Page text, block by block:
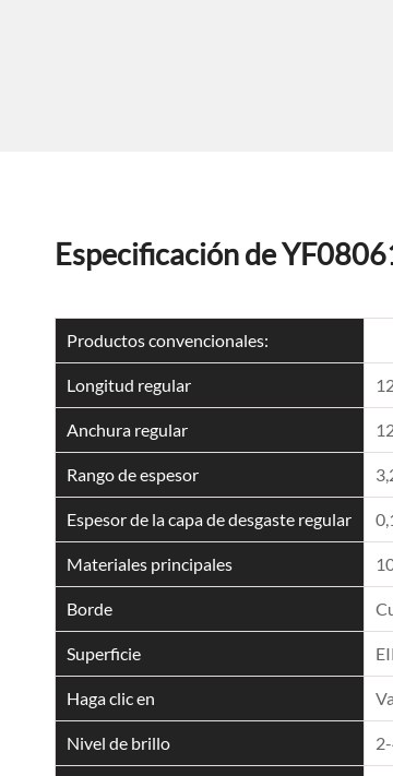
Especificación de
Productos convencionales:
Longitud regular
Anchura regular
Rango de espesor
Espesor de la capa de desgaste regular
Materiales principales
Borde
Superficie
Haga clic en
Nivel de brillo